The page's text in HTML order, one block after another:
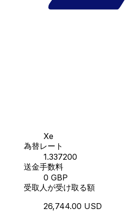
Xe
為替レート
1.337200
送金手数料
0 GBP
受取人が受け取る額
26,744.00 USD